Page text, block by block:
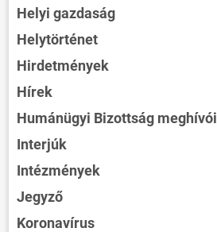
Helyi gazdaság
Helytörténet
Hirdetmények
Hírek
Humánügyi Bizottság meghívói
Interjúk
Intézmények
Jegyző
Koronavírus